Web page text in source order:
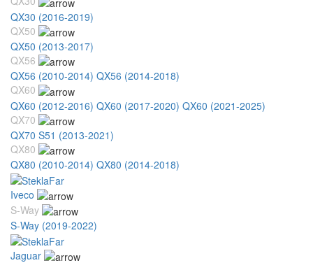
QX30 (2016-2019)
QX50
QX50 (2013-2017)
QX56
QX56 (2010-2014) QX56 (2014-2018)
QX60
QX60 (2012-2016) QX60 (2017-2020) QX60 (2021-2025)
QX70
QX70 S51 (2013-2021)
QX80
QX80 (2010-2014) QX80 (2014-2018)
Iveco
S-Way
S-Way (2019-2022)
Jaguar